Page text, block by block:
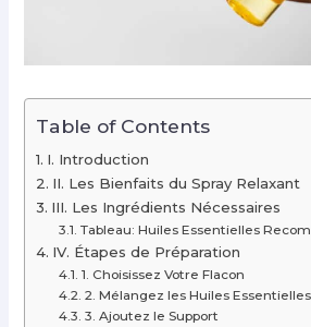
Table of Contents
I. Introduction
II. Les Bienfaits du Spray Relaxant
III. Les Ingrédients Nécessaires
Tableau: Huiles Essentielles
IV. Étapes de Préparation
1. Choisissez Votre Flacon
2. Mélangez les Huiles Essentielles
3. Ajoutez le Support